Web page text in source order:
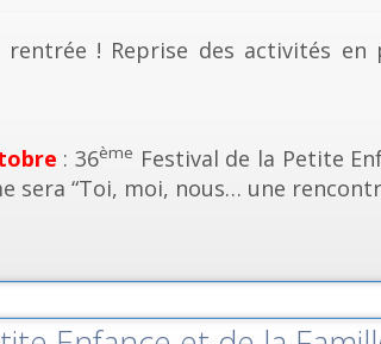
rentrée ! Reprise des activités
: 36ème Festival de la Petite
sera “Toi, moi, nous… une